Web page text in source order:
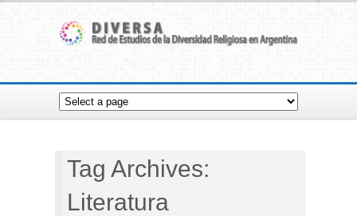
Tag Archives:
Literatura